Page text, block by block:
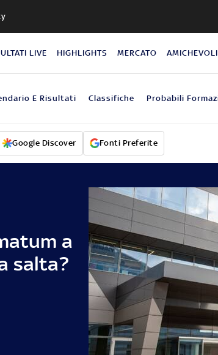
LIVE HIGHLIGHTS MERCATO AMICHEVOLI
E Risultati Classifiche Probabili
Google Discover Fonti Preferite
a
salta?